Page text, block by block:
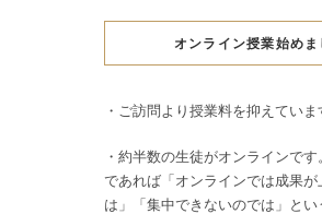
オンライン授業始めま
・ご訪問より授業料を抑えていま
・約半数の生徒がオンラインで
であれば「オンラインでは成果
は」「集中できないのでは」と